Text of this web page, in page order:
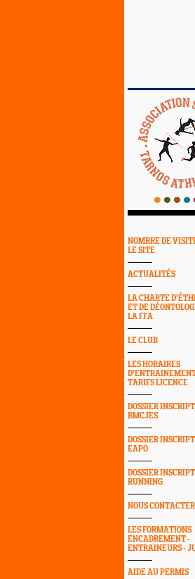
NOMBRE DE
LE SITE
ACTUALITÉS
LA CHARTE
ET DE
LA FFA
LE CLUB
LES HORAIRES
TARIFS LICENCE
DOSSIER
BMCJES
DOSSIER
EAPO
DOSSIER
RUNNING
NOUS CONTACTER
LES FORMATIONS
ENCADREMENT -
ENTRAINEURS -
AIDE AU PERMIS